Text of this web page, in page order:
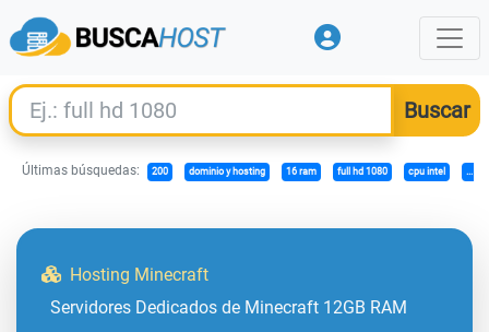
Últimas búsquedas: 200 dominio y hosting 16 ram full hd 1080 cpu intel ...
Hosting Minecraft
Servidores Dedicados de Minecraft 12GB RAM